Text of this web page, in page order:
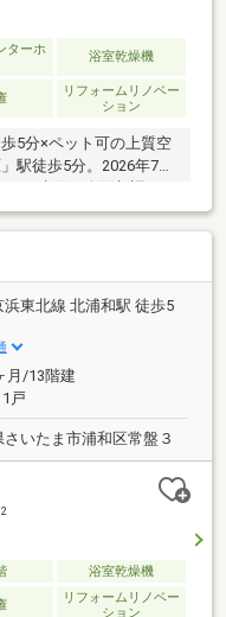
ターホ
浴室乾燥機
リフォームリノベー
ション
5分×ペット可の上質空
駅徒歩5分。2026年7月
まれ変わりました。人
Vista」シリーズで、リ
等こだわりが詰まって
アフターサービス保証
4分・ファミリーマー
分買い物環境が充
活を始めませんか？
浜東北線 北浦和駅 徒歩5
月/13階建
戸
さいたま市浦和区常盤３
2
浴室乾燥機
リフォームリノベー
ション